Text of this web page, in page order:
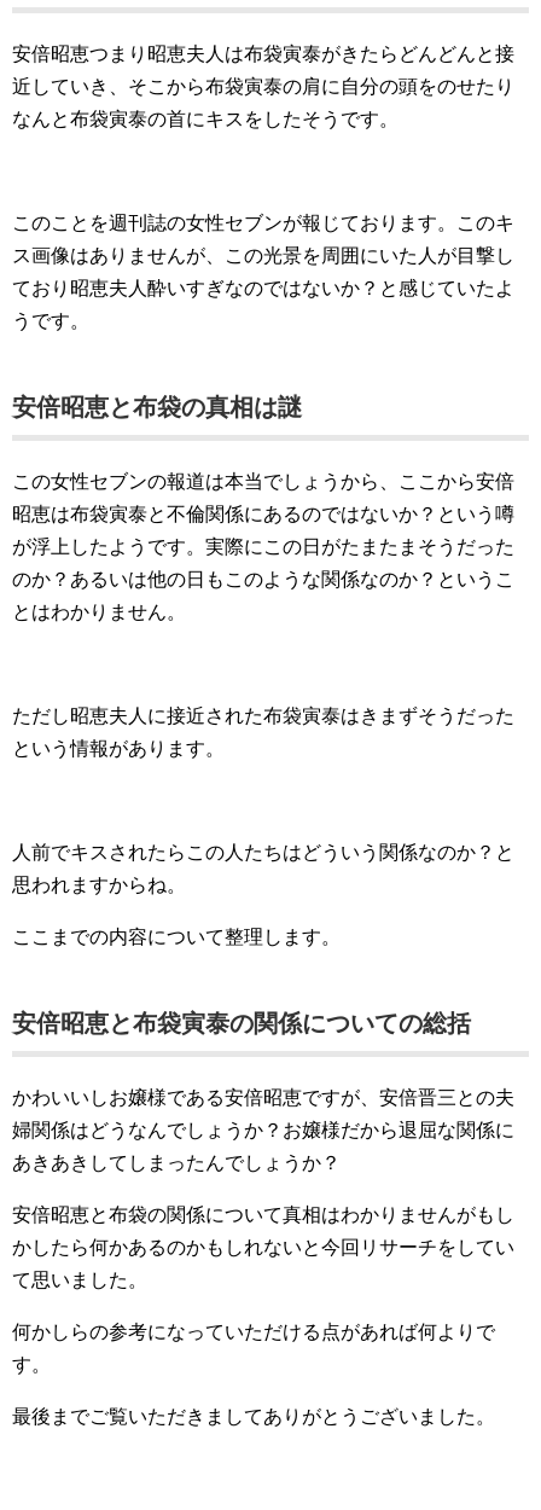
安倍昭恵つまり昭恵夫人は布袋寅泰がきたらどんどんと接
近していき、そこから布袋寅泰の肩に自分の頭をのせたり
なんと布袋寅泰の首にキスをしたそうです。
このことを週刊誌の女性セブンが報じております。このキ
ス画像はありませんが、この光景を周囲にいた人が目撃し
ており昭恵夫人酔いすぎなのではないか？と感じていたよ
うです。
安倍昭恵と布袋の真相は謎
この女性セブンの報道は本当でしょうから、ここから安倍
昭恵は布袋寅泰と不倫関係にあるのではないか？という噂
が浮上したようです。実際にこの日がたまたまそうだった
のか？あるいは他の日もこのような関係なのか？というこ
とはわかりません。
ただし昭恵夫人に接近された布袋寅泰はきまずそうだった
という情報があります。
人前でキスされたらこの人たちはどういう関係なのか？と
思われますからね。
ここまでの内容について整理します。
安倍昭恵と布袋寅泰の関係についての総括
かわいいしお嬢様である安倍昭恵ですが、安倍晋三との夫
婦関係はどうなんでしょうか？お嬢様だから退屈な関係に
あきあきしてしまったんでしょうか？
安倍昭恵と布袋の関係について真相はわかりませんがもし
かしたら何かあるのかもしれないと今回リサーチをしてい
て思いました。
何かしらの参考になっていただける点があれば何よりで
す。
最後までご覧いただきましてありがとうございました。